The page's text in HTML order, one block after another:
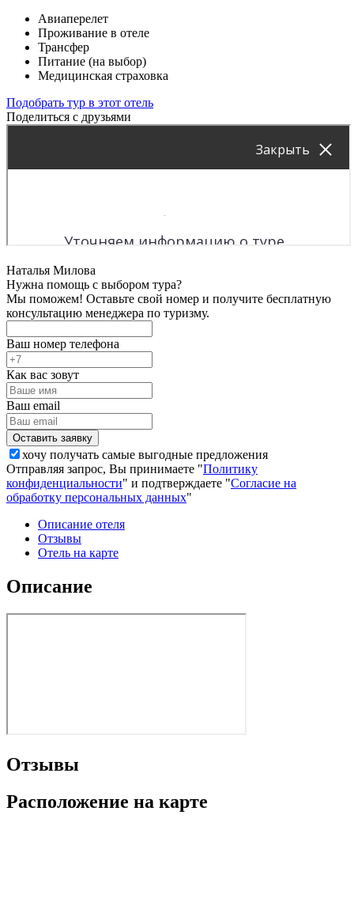
Авиаперелет
Проживание в отеле
Трансфер
Питание (на выбор)
Медицинская страховка
Подобрать тур в этот отель
Поделиться с друзьями
Наталья Милова
Нужна помощь с выбором тура?
Мы поможем! Оставьте свой номер и получите бесплатную
консультацию менеджера по туризму.
Ваш номер телефона
Как вас зовут
Ваш email
хочу получать самые выгодные предложения
Отправляя запрос, Вы принимаете "Политику
конфиденциальности" и подтверждаете "Согласие на
обработку персональных данных"
Описание отеля
Отзывы
Отель на карте
Описание
Отзывы
Расположение на карте